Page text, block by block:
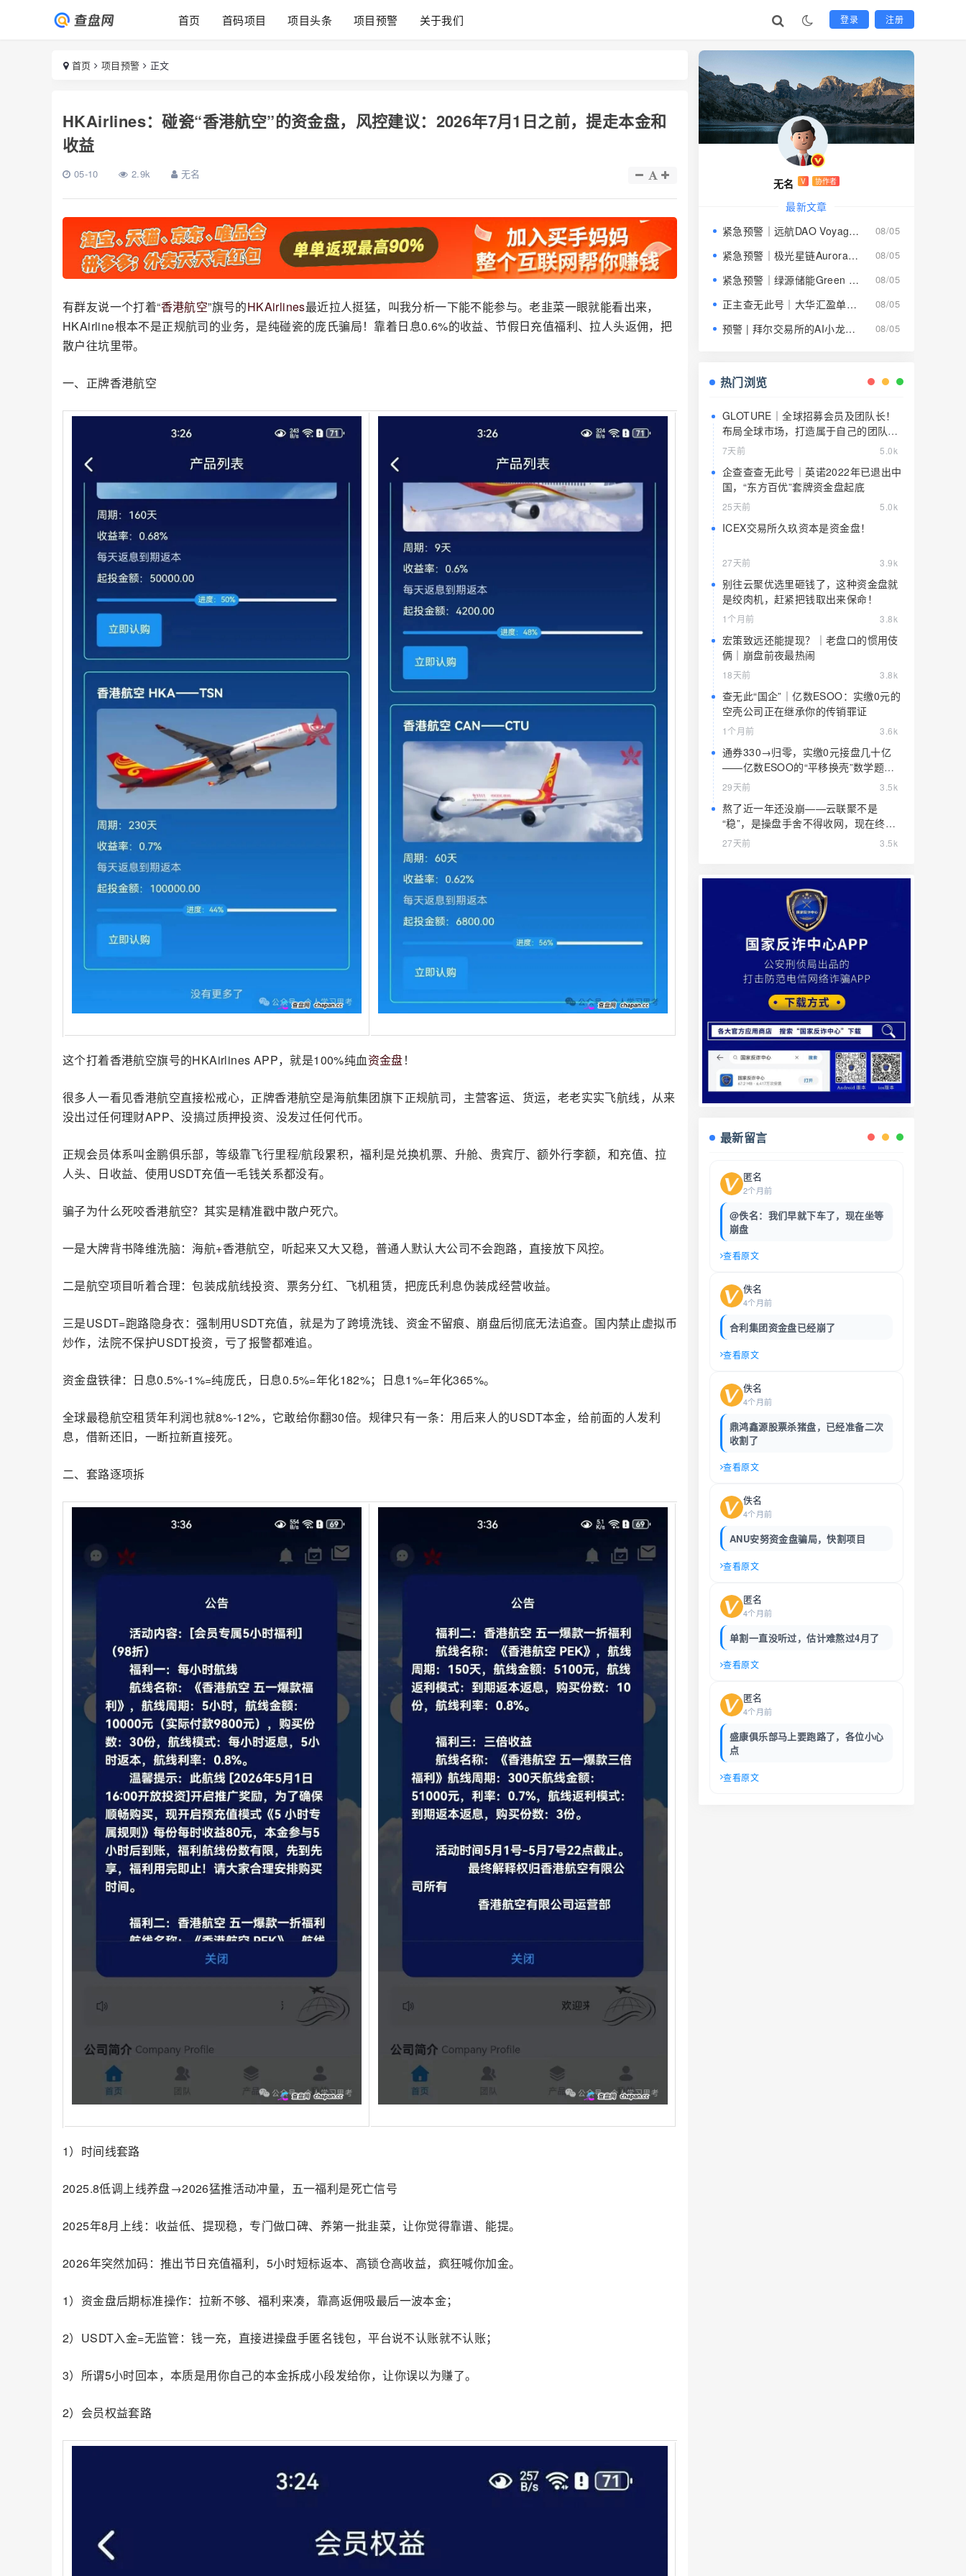
首页 首码项目 项目头条 项目预警 关于我们 登录 注册
首页 项目预警 正文
HKAirlines：碰瓷“香港航空”的资金盘，风控建议：2026年7月1日之前，提走本金和
收益
05-10 2.9k 无名
有群友说一个打着“香港航空”旗号的HKAirlines最近拉人挺猛，叫我分析一下能不能参与。老韭菜一眼就能看出来，
HKAirline根本不是正规航司的业务，是纯碰瓷的庞氏骗局！靠着日息0.6%的收益、节假日充值福利、拉人头返佣，把
散户往坑里带。
一、正牌香港航空
这个打着香港航空旗号的HKAirlines APP，就是100%纯血资金盘！
很多人一看见香港航空直接松戒心，正牌香港航空是海航集团旗下正规航司，主营客运、货运，老老实实飞航线，从来
没出过任何理财APP、没搞过质押投资、没发过任何代币。
正规会员体系叫金鹏俱乐部，等级靠飞行里程/航段累积，福利是兑换机票、升舱、贵宾厅、额外行李额，和充值、拉
人头、日收益、使用USDT充值一毛钱关系都没有。
骗子为什么死咬香港航空？其实是精准戳中散户死穴。
一是大牌背书降维洗脑：海航+香港航空，听起来又大又稳，普通人默认大公司不会跑路，直接放下风控。
二是航空项目听着合理：包装成航线投资、票务分红、飞机租赁，把庞氏利息伪装成经营收益。
三是USDT=跑路隐身衣：强制用USDT充值，就是为了跨境洗钱、资金不留痕、崩盘后彻底无法追查。国内禁止虚拟币
炒作，法院不保护USDT投资，亏了报警都难追。
资金盘铁律：日息0.5%-1%=纯庞氏，日息0.5%=年化182%；日息1%=年化365%。
全球最稳航空租赁年利润也就8%-12%，它敢给你翻30倍。规律只有一条：用后来人的USDT本金，给前面的人发利
息，借新还旧，一断拉新直接死。
二、套路逐项拆
1）时间线套路
2025.8低调上线养盘→2026猛推活动冲量，五一福利是死亡信号
2025年8月上线：收益低、提现稳，专门做口碑、养第一批韭菜，让你觉得靠谱、能提。
2026年突然加码：推出节日充值福利，5小时短标返本、高锁仓高收益，疯狂喊你加金。
1）资金盘后期标准操作：拉新不够、福利来凑，靠高返佣吸最后一波本金；
2）USDT入金=无监管：钱一充，直接进操盘手匿名钱包，平台说不认账就不认账；
3）所谓5小时回本，本质是用你自己的本金拆成小段发给你，让你误以为赚了。
2）会员权益套路
无名 V 协作者
最新文章
紧急预警｜远航DAO Voyage：8月下旬长沙启动大会，旧盘团队平移，RWA+大宗商品包装——又是庞氏滚盘的老剧本
08/05
紧急预警｜极光星链Aurora Star：AI算力包装下的快盘骗局，认购即入坑 08/05
紧急预警｜绿源储能Green Source：披着新能源外衣的庞氏传销盘，8月千人大会就是收割信号 08/05
正主查无此号｜大华汇盈单割跑路中：柬埔寨骗子套牌巴黎狮集团，你的本金已清零 08/05
预警 | 拜尔交易所的AI小龙虾就是9级传销的马甲，日息1.5%养肥了就该宰了 08/05
热门浏览
GLOTURE｜全球招募会员及团队长！
布局全球市场，打造属于自己的团队事
业，想增加收入？想打造团队？加入
7天前 5.0k
企查查查无此号｜英诺2022年已退出中
国，“东方百优”套牌资金盘起底
25天前 5.0k
ICEX交易所久玖资本是资金盘！
27天前 3.9k
别往云聚优选里砸钱了，这种资金盘就
是绞肉机，赶紧把钱取出来保命！
1个月前 3.8k
宏策致远还能提现？｜老盘口的惯用伎
俩｜崩盘前夜最热闹
18天前 3.8k
查无此“国企”｜亿数ESOO：实缴0元的
空壳公司正在继承你的传销罪证
1个月前 3.6k
通券330→归零，实缴0元接盘几十亿
——亿数ESOO的“平移换壳”数学题，
算完就赶紧跑
29天前 3.5k
熬了近一年还没崩——云联聚不是
“稳”，是操盘手舍不得收网，现在终于
要收了
27天前 3.5k
最新留言
匿名
2个月前
@佚名：我们早就下车了，现在坐等
崩盘
查看原文
佚名
4个月前
合利集团资金盘已经崩了
查看原文
佚名
4个月前
鼎鸿鑫源股票杀猪盘，已经准备二次
收割了
查看原文
佚名
4个月前
ANU安努资金盘骗局，快割项目
查看原文
匿名
4个月前
单割一直没听过，估计难熬过4月了
查看原文
匿名
4个月前
盛康俱乐部马上要跑路了，各位小心
点
查看原文